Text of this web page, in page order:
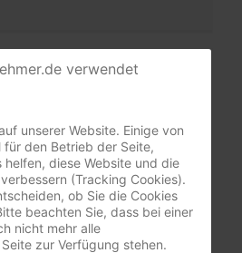
verwendet
unserer Website. Einige von
für den Betrieb der Seite,
diese Website und die
(Tracking Cookies).
ob Sie die Cookies
beachten Sie, dass bei einer
nicht mehr alle
zur Verfügung stehen.